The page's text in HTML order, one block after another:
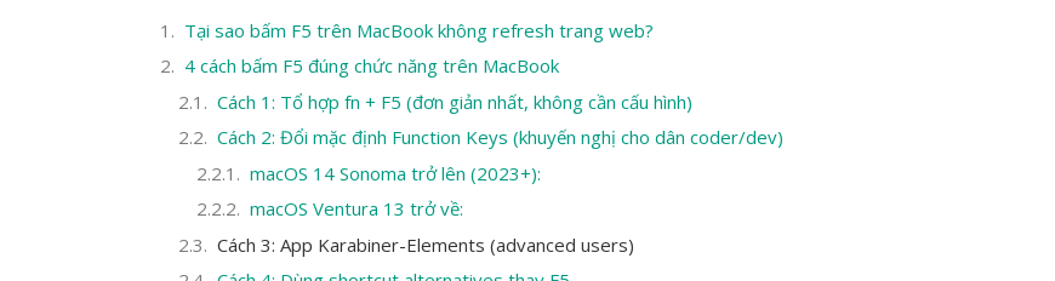
Tại sao bấm F5 trên MacBook không refresh trang web?
4 cách bấm F5 đúng chức năng trên MacBook
Cách 1: Tổ hợp fn + F5 (đơn giản nhất, không cần cấu hình)
Cách 2: Đổi mặc định Function Keys (khuyến nghị cho dân coder/dev)
macOS 14 Sonoma trở lên (2023+):
macOS Ventura 13 trở về:
Cách 3: App Karabiner-Elements (advanced users)